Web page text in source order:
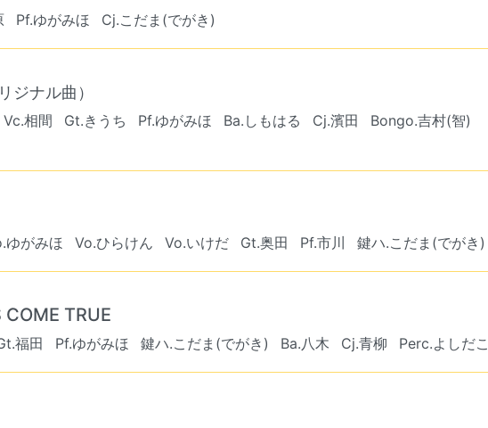
Pf.ゆがみほ Cj.こだま(でがき)
ジナル曲）
Vc.相間 Gt.きうち Pf.ゆがみほ Ba.しもはる Cj.濱田
Bongo.吉村(智)
ゆがみほ Vo.ひらけん Vo.いけだ Gt.奥田 Pf.市川 鍵ハ.こだま(でがき)
TRUE
福田 Pf.ゆがみほ 鍵ハ.こだま(でがき) Ba.八木 Cj.青柳 Perc.よしだこ